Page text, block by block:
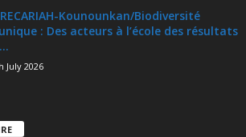
Kounounkan/Biodiversité
: Des acteurs à l’école des résultats
July 2026